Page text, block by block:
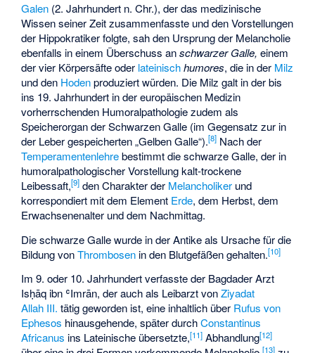
Galen (2. Jahrhundert n. Chr.), der das medizinische
Wissen seiner Zeit zusammenfasste und den Vorstellungen
der Hippokratikerfolgte, sah den Ursprung der Melancholie
ebenfalls in einem Überschuss anschwarzer Galle, einem
der vier Körpersäfte oder lateinisch humores, die in der Milz
und den Hodenproduziert würden. Die Milz galt in der bis
ins 19. Jahrhundert in der europäischen Medizin
vorherrschenden Humoralpathologie zudem als
Speicherorgan der Schwarzen Galle (im Gegensatz zur in
der Leber gespeicherten „Gelben Galle“).[8] Nach der
Temperamentenlehrebestimmt die schwarze Galle, der in
humoralpathologischer Vorstellung kalt-trockene
Leibessaft,[9] den Charakter der Melancholiker und
korrespondiert mit dem Element Erde, dem Herbst, dem
Erwachsenenalter und dem Nachmittag.
Die schwarze Galle wurde in der Antike als Ursache für die
Bildung vonThrombosen in den Blutgefäßen gehalten.[10]
Im 9. oder 10. Jahrhundert verfasste der Bagdader Arzt
Isḥāq ibn ʿImrān, der auch als Leibarzt vonZiyadat
Allah III. tätig geworden ist, eine inhaltlich über Rufus von
Ephesos hinausgehende, später durchConstantinus
Africanus ins Lateinische übersetzte,[11] Abhandlung[12]
[13]